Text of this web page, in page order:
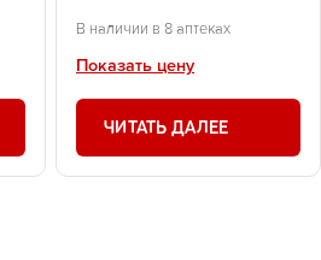
В наличии в 8 аптеках
Показать цену
ЧИТАТЬ ДАЛЕЕ